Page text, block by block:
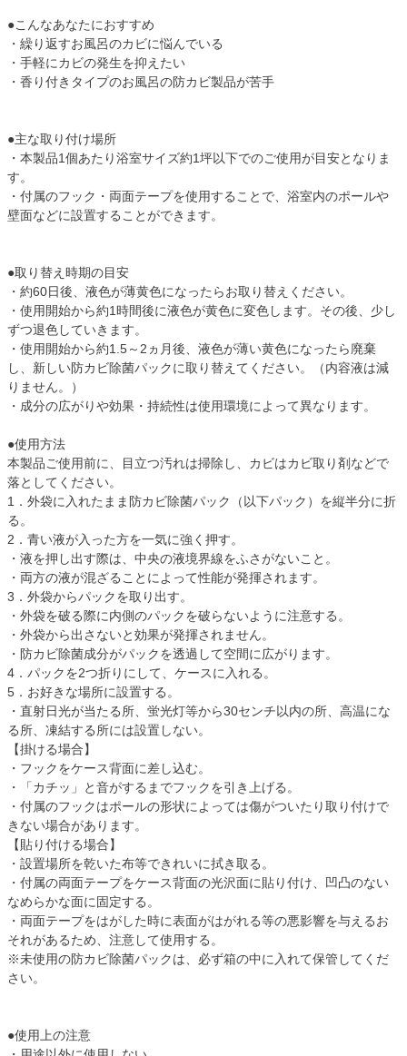
●こんなあなたにおすすめ
・繰り返すお風呂のカビに悩んでいる
・手軽にカビの発生を抑えたい
・香り付きタイプのお風呂の防カビ製品が苦手
●主な取り付け場所
・本製品1個あたり浴室サイズ約1坪以下でのご使用が目安となりま
す。
・付属のフック・両面テープを使用することで、浴室内のポールや
壁面などに設置することができます。
●取り替え時期の目安
・約60日後、液色が薄黄色になったらお取り替えください。
・使用開始から約1時間後に液色が黄色に変色します。その後、少し
ずつ退色していきます。
・使用開始から約1.5～2ヵ月後、液色が薄い黄色になったら廃棄
し、新しい防カビ除菌パックに取り替えてください。（内容液は減
りません。）
・成分の広がりや効果・持続性は使用環境によって異なります。
●使用方法
本製品ご使用前に、目立つ汚れは掃除し、カビはカビ取り剤などで
落としてください。
1．外袋に入れたまま防カビ除菌パック（以下パック）を縦半分に折
る。
2．青い液が入った方を一気に強く押す。
・液を押し出す際は、中央の液境界線をふさがないこと。
・両方の液が混ざることによって性能が発揮されます。
3．外袋からパックを取り出す。
・外袋を破る際に内側のパックを破らないように注意する。
・外袋から出さないと効果が発揮されません。
・防カビ除菌成分がパックを透過して空間に広がります。
4．パックを2つ折りにして、ケースに入れる。
5．お好きな場所に設置する。
・直射日光が当たる所、蛍光灯等から30センチ以内の所、高温にな
る所、凍結する所には設置しない。
【掛ける場合】
・フックをケース背面に差し込む。
・「カチッ」と音がするまでフックを引き上げる。
・付属のフックはポールの形状によっては傷がついたり取り付けで
きない場合があります。
【貼り付ける場合】
・設置場所を乾いた布等できれいに拭き取る。
・付属の両面テープをケース背面の光沢面に貼り付け、凹凸のない
なめらかな面に固定する。
・両面テープをはがした時に表面がはがれる等の悪影響を与えるお
それがあるため、注意して使用する。
※未使用の防カビ除菌パックは、必ず箱の中に入れて保管してくだ
さい。
●使用上の注意